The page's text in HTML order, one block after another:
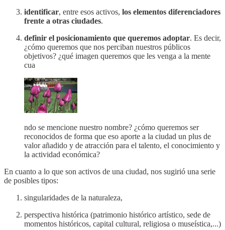
identificar, entre esos activos, los elementos diferenciadores
frente a otras ciudades.
definir el posicionamiento que queremos adoptar. Es decir,
¿cómo queremos que nos perciban nuestros públicos
objetivos? ¿qué imagen queremos que les venga a la mente
cua
ndo se mencione nuestro nombre? ¿cómo queremos ser
reconocidos de forma que eso aporte a la ciudad un plus de
valor añadido y de atracción para el talento, el conocimiento y
la actividad económica?
En cuanto a lo que son activos de una ciudad, nos sugirió una serie
de posibles tipos:
singularidades de la naturaleza,
perspectiva histórica (patrimonio histórico artístico, sede de
momentos históricos, capital cultural, religiosa o museística,...)